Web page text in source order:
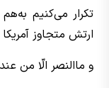
تکرار می‌کنیم
ارتش متجاوز
و ماالنصر الّا من